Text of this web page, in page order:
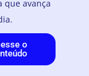
que avança
o